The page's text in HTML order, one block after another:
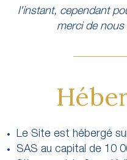
l'instant, cependant
merci de nous
Le Site est hébergé
SAS au capital de 10